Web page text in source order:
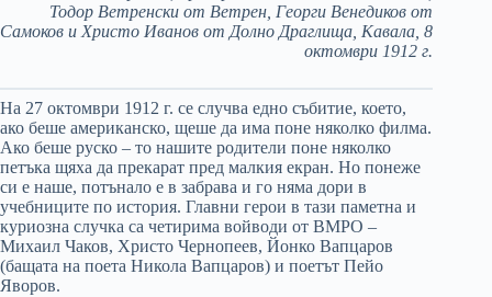
Тодор Ветренски от Ветрен, Георги Венедиков от
Самоков и Христо Иванов от Долно Драглища, Кавала, 8
октомври 1912 г.
На 27 октомври 1912 г. се случва едно събитие, което,
ако беше американско, щеше да има поне няколко филма.
Ако беше руско – то нашите родители понe няколко
петъка щяха да прекарат пред малкия екран. Но понеже
си е наше, потънало е в забрава и го няма дори в
учебниците по история. Главни герои в тази паметна и
куриозна случка са четирима войводи от ВМРО –
Михаил Чаков, Христо Чернопеев, Йонко Вапцаров
(бащата на поета Никола Вапцаров) и поетът Пейо
Яворов.